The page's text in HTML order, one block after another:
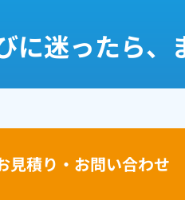
に迷ったら、
見積り・お問い合わせ